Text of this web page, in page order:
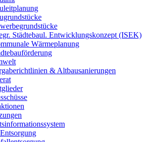
Städtebaul. Entwicklungskonzept (ISEK)
Wärmeplanung
& Altbausanierungen